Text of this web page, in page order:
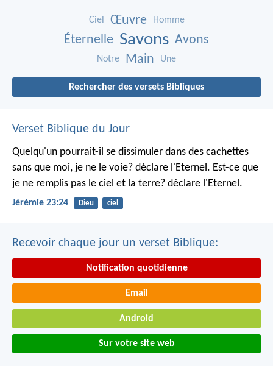
Ciel Œuvre Homme
Éternelle Savons Avons
Notre Main Une
Rechercher des versets Bibliques
Verset Biblique du Jour
Quelqu'un pourrait-il se dissimuler dans des cachettes
sans que moi, je ne le voie? déclare l'Eternel. Est-ce que
je ne remplis pas le ciel et la terre? déclare l'Eternel.
Jérémie 23:24 Dieu ciel
Recevoir chaque jour un verset Biblique:
Notification quotidienne
Email
Android
Sur votre site web